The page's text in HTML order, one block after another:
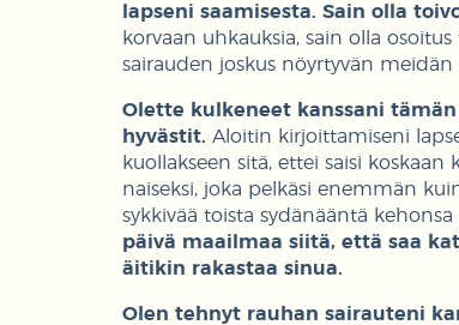
lapseni saamisesta. Sain olla
korvaan uhkauksia, sain olla
sairauden joskus nöyrtyvän meidän
Olette kulkeneet kanssani
hyvästit. Aloitin kirjoittamiseni
kuollakseen sitä, ettei saisi
naiseksi, joka pelkäsi enemmän
sykkivää toista sydänääntä kehonsa
päivä maailmaa siitä, että saa
äitikin rakastaa sinua.
Olen tehnyt rauhan sairauteni